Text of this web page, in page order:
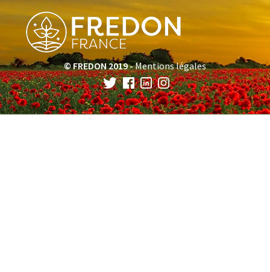
© FREDON 2019 -Mentions légales